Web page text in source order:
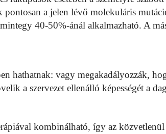
a jelen lévő molekuláris
40-50%-ánál alkalmazható. A
hathatnak: vagy megakadályozzák,
a szervezet ellenálló képességét a
kombinálható, így az